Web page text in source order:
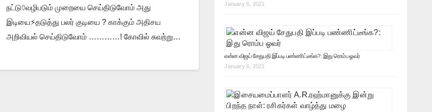
நட்டு⚱வழிபடும் முறையை செய்திடுவோம் அது
இடியை⚡தடுத்து பலர் குடியை ? காக்கும் அதிசய
அறிவியல் செய்திடுவோம் …………! கோவில் சுவற்று…
January 6, 2021
என்ன விஜய் சேதுபதி இப்படி பண்ணிட்டீங்க?: இது ரொம்ப ஓவர்
January 6, 2021